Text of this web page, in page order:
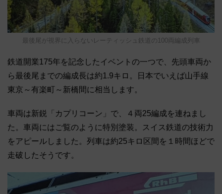
最後尾が視界に入らないレーティッシュ鉄道の100両編成列車
鉄道開業175年を記念したイベントの一つで、先頭車両か
ら最後尾までの編成長は約1.9キロ。日本でいえば山手線
東京～有楽町～新橋間に相当します。
車両は新鋭「カプリコーン」で、４両25編成を連ねまし
た。車両にはご覧のように特別塗装。スイス鉄道の技術力
をアピールしました。列車は約25キロ区間を１時間ほどで
走破したそうです。